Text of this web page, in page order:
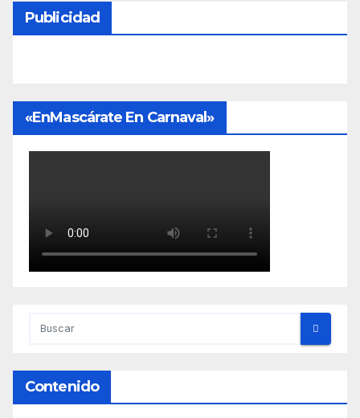
Publicidad
«EnMascárate En Carnaval»
Contenido